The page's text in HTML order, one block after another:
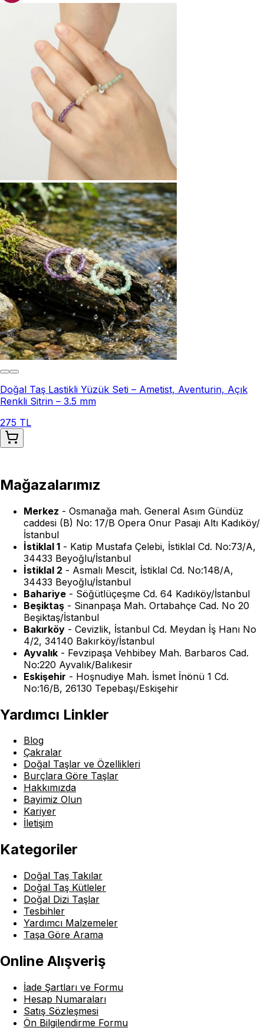
Doğal Taş Lastikli Yüzük Seti – Ametist, Aventurin, Açık
Renkli Sitrin – 3.5 mm
275 TL
Mağazalarımız
Merkez - Osmanağa mah. General Asım Gündüz
caddesi (B) No: 17/B Opera Onur Pasajı Altı Kadıköy/
İstanbul
İstiklal 1 - Katip Mustafa Çelebi, İstiklal Cd. No:73/A,
34433 Beyoğlu/İstanbul
İstiklal 2 - Asmalı Mescit, İstiklal Cd. No:148/A,
34433 Beyoğlu/İstanbul
Bahariye - Söğütlüçeşme Cd. 64 Kadıköy/İstanbul
Beşiktaş - Sinanpaşa Mah. Ortabahçe Cad. No 20
Beşiktaş/İstanbul
Bakırköy - Cevizlik, İstanbul Cd. Meydan İş Hanı No
4/2, 34140 Bakırköy/İstanbul
Ayvalık - Fevzipaşa Vehbibey Mah. Barbaros Cad.
No:220 Ayvalık/Balıkesir
Eskişehir - Hoşnudiye Mah. İsmet İnönü 1 Cd.
No:16/B, 26130 Tepebaşı/Eskişehir
Yardımcı Linkler
Blog
Çakralar
Doğal Taşlar ve Özellikleri
Burçlara Göre Taşlar
Hakkımızda
Bayimiz Olun
Kariyer
İletişim
Kategoriler
Doğal Taş Takılar
Doğal Taş Kütleler
Doğal Dizi Taşlar
Tesbihler
Yardımcı Malzemeler
Taşa Göre Arama
Online Alışveriş
İade Şartları ve Formu
Hesap Numaraları
Satış Sözleşmesi
Ön Bilgilendirme Formu